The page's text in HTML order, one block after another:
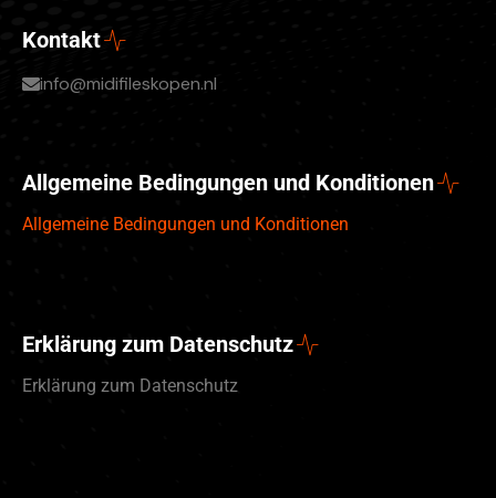
Kontakt
info@midifileskopen.nl
Allgemeine Bedingungen und Konditionen
Allgemeine Bedingungen und Konditionen
Erklärung zum Datenschutz
Erklärung zum Datenschutz